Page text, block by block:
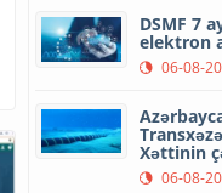
DSMF 7
elektron
06-08-
Xəttinin
06-08-